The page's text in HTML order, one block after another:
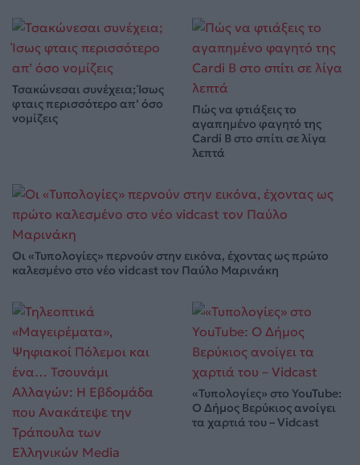
Τσακώνεσαι συνέχεια; Ίσως
φταις περισσότερο απ’ όσο
νομίζεις
Πώς να φτιάξεις το
αγαπημένο φαγητό της
Cardi B στο σπίτι σε λίγα
λεπτά
Οι «Τυπολογίες» περνούν στην εικόνα, έχοντας ως πρώτο
καλεσμένο στο νέο vidcast τον Παύλο Μαρινάκη
«Τυπολογίες» στο YouTube:
Ο Δήμος Βερύκιος ανοίγει
τα χαρτιά του – Vidcast